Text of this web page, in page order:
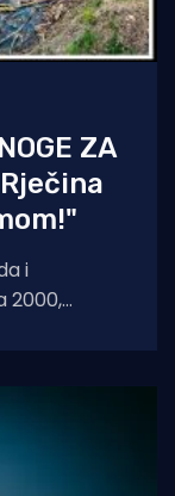
ZA
i
2000,